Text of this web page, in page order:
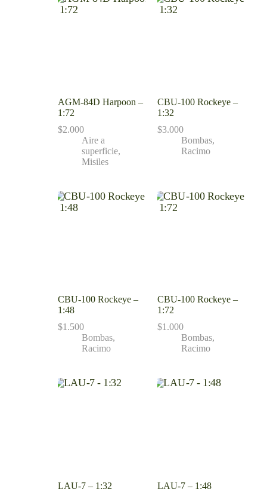
AGM-84D Harpoon –
1:72
$2.000
Aire a
superficie,
Misiles
CBU-100 Rockeye –
1:32
$3.000
Bombas,
Racimo
CBU-100 Rockeye –
1:48
$1.500
Bombas,
Racimo
CBU-100 Rockeye –
1:72
$1.000
Bombas,
Racimo
LAU-7 – 1:32
LAU-7 – 1:48